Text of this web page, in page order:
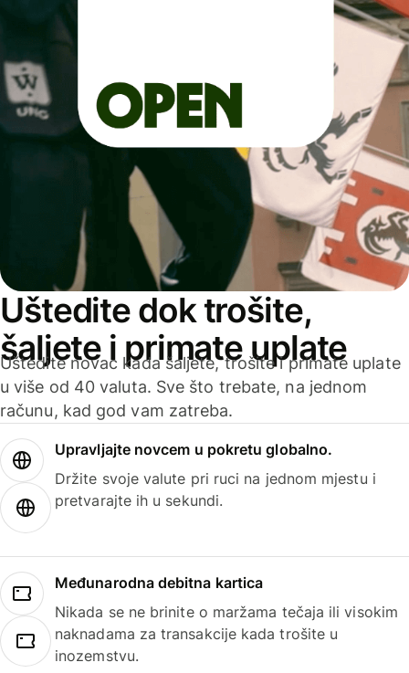
Uštedite dok trošite,
šaljete i primate uplate
Uštedite novac kada šaljete, trošite i primate uplate
u više od 40 valuta. Sve što trebate, na jednom
računu, kad god vam zatreba.
Upravljajte novcem u pokretu globalno.
Držite svoje valute pri ruci na jednom mjestu i
pretvarajte ih u sekundi.
Međunarodna debitna kartica
Nikada se ne brinite o maržama tečaja ili visokim
naknadama za transakcije kada trošite u
inozemstvu.